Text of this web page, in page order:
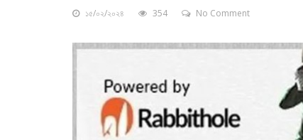
১৫/০২/২০২৪ 354 No Comment